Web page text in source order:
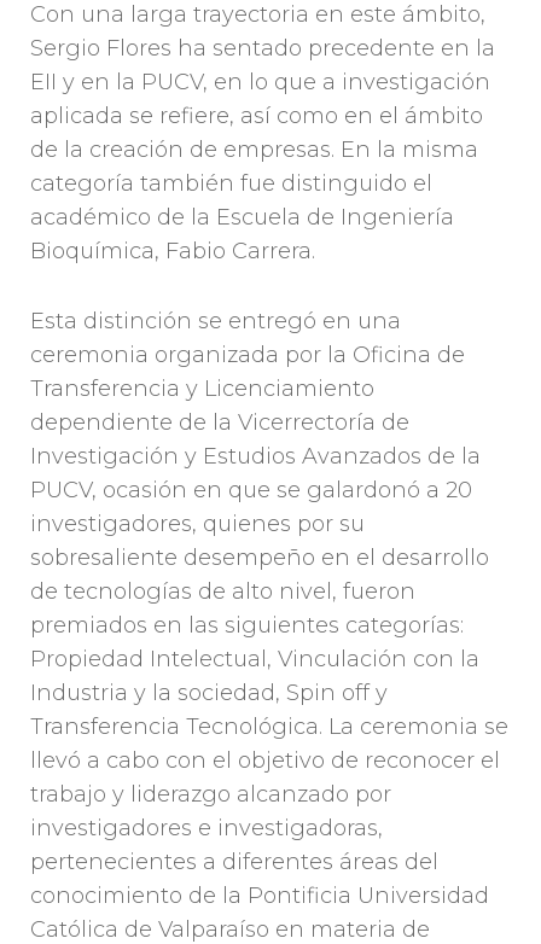
Con una larga trayectoria en este ámbito,
Sergio Flores ha sentado precedente en la
EII y en la PUCV, en lo que a investigación
aplicada se refiere, así como en el ámbito
de la creación de empresas. En la misma
categoría también fue distinguido el
académico de la Escuela de Ingeniería
Bioquímica, Fabio Carrera.
Esta distinción se entregó en una
ceremonia organizada por la Oficina de
Transferencia y Licenciamiento
dependiente de la Vicerrectoría de
Investigación y Estudios Avanzados de la
PUCV, ocasión en que se galardonó a 20
investigadores, quienes por su
sobresaliente desempeño en el desarrollo
de tecnologías de alto nivel, fueron
premiados en las siguientes categorías:
Propiedad Intelectual, Vinculación con la
Industria y la sociedad, Spin off y
Transferencia Tecnológica. La ceremonia se
llevó a cabo con el objetivo de reconocer el
trabajo y liderazgo alcanzado por
investigadores e investigadoras,
pertenecientes a diferentes áreas del
conocimiento de la Pontificia Universidad
Católica de Valparaíso en materia de